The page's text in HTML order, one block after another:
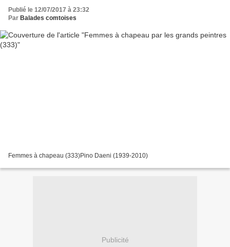
Publié le 12/07/2017 à 23:32
Par Balades comtoises
Femmes à chapeau (333)Pino Daeni (1939-2010)
Publicité